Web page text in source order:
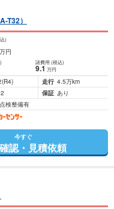
T32）
)
万円
諸費用 (税込)
9.1 万円
(R4) 走行 4.5万km
保証 あり
検整備有
今すぐ
認・見積依頼